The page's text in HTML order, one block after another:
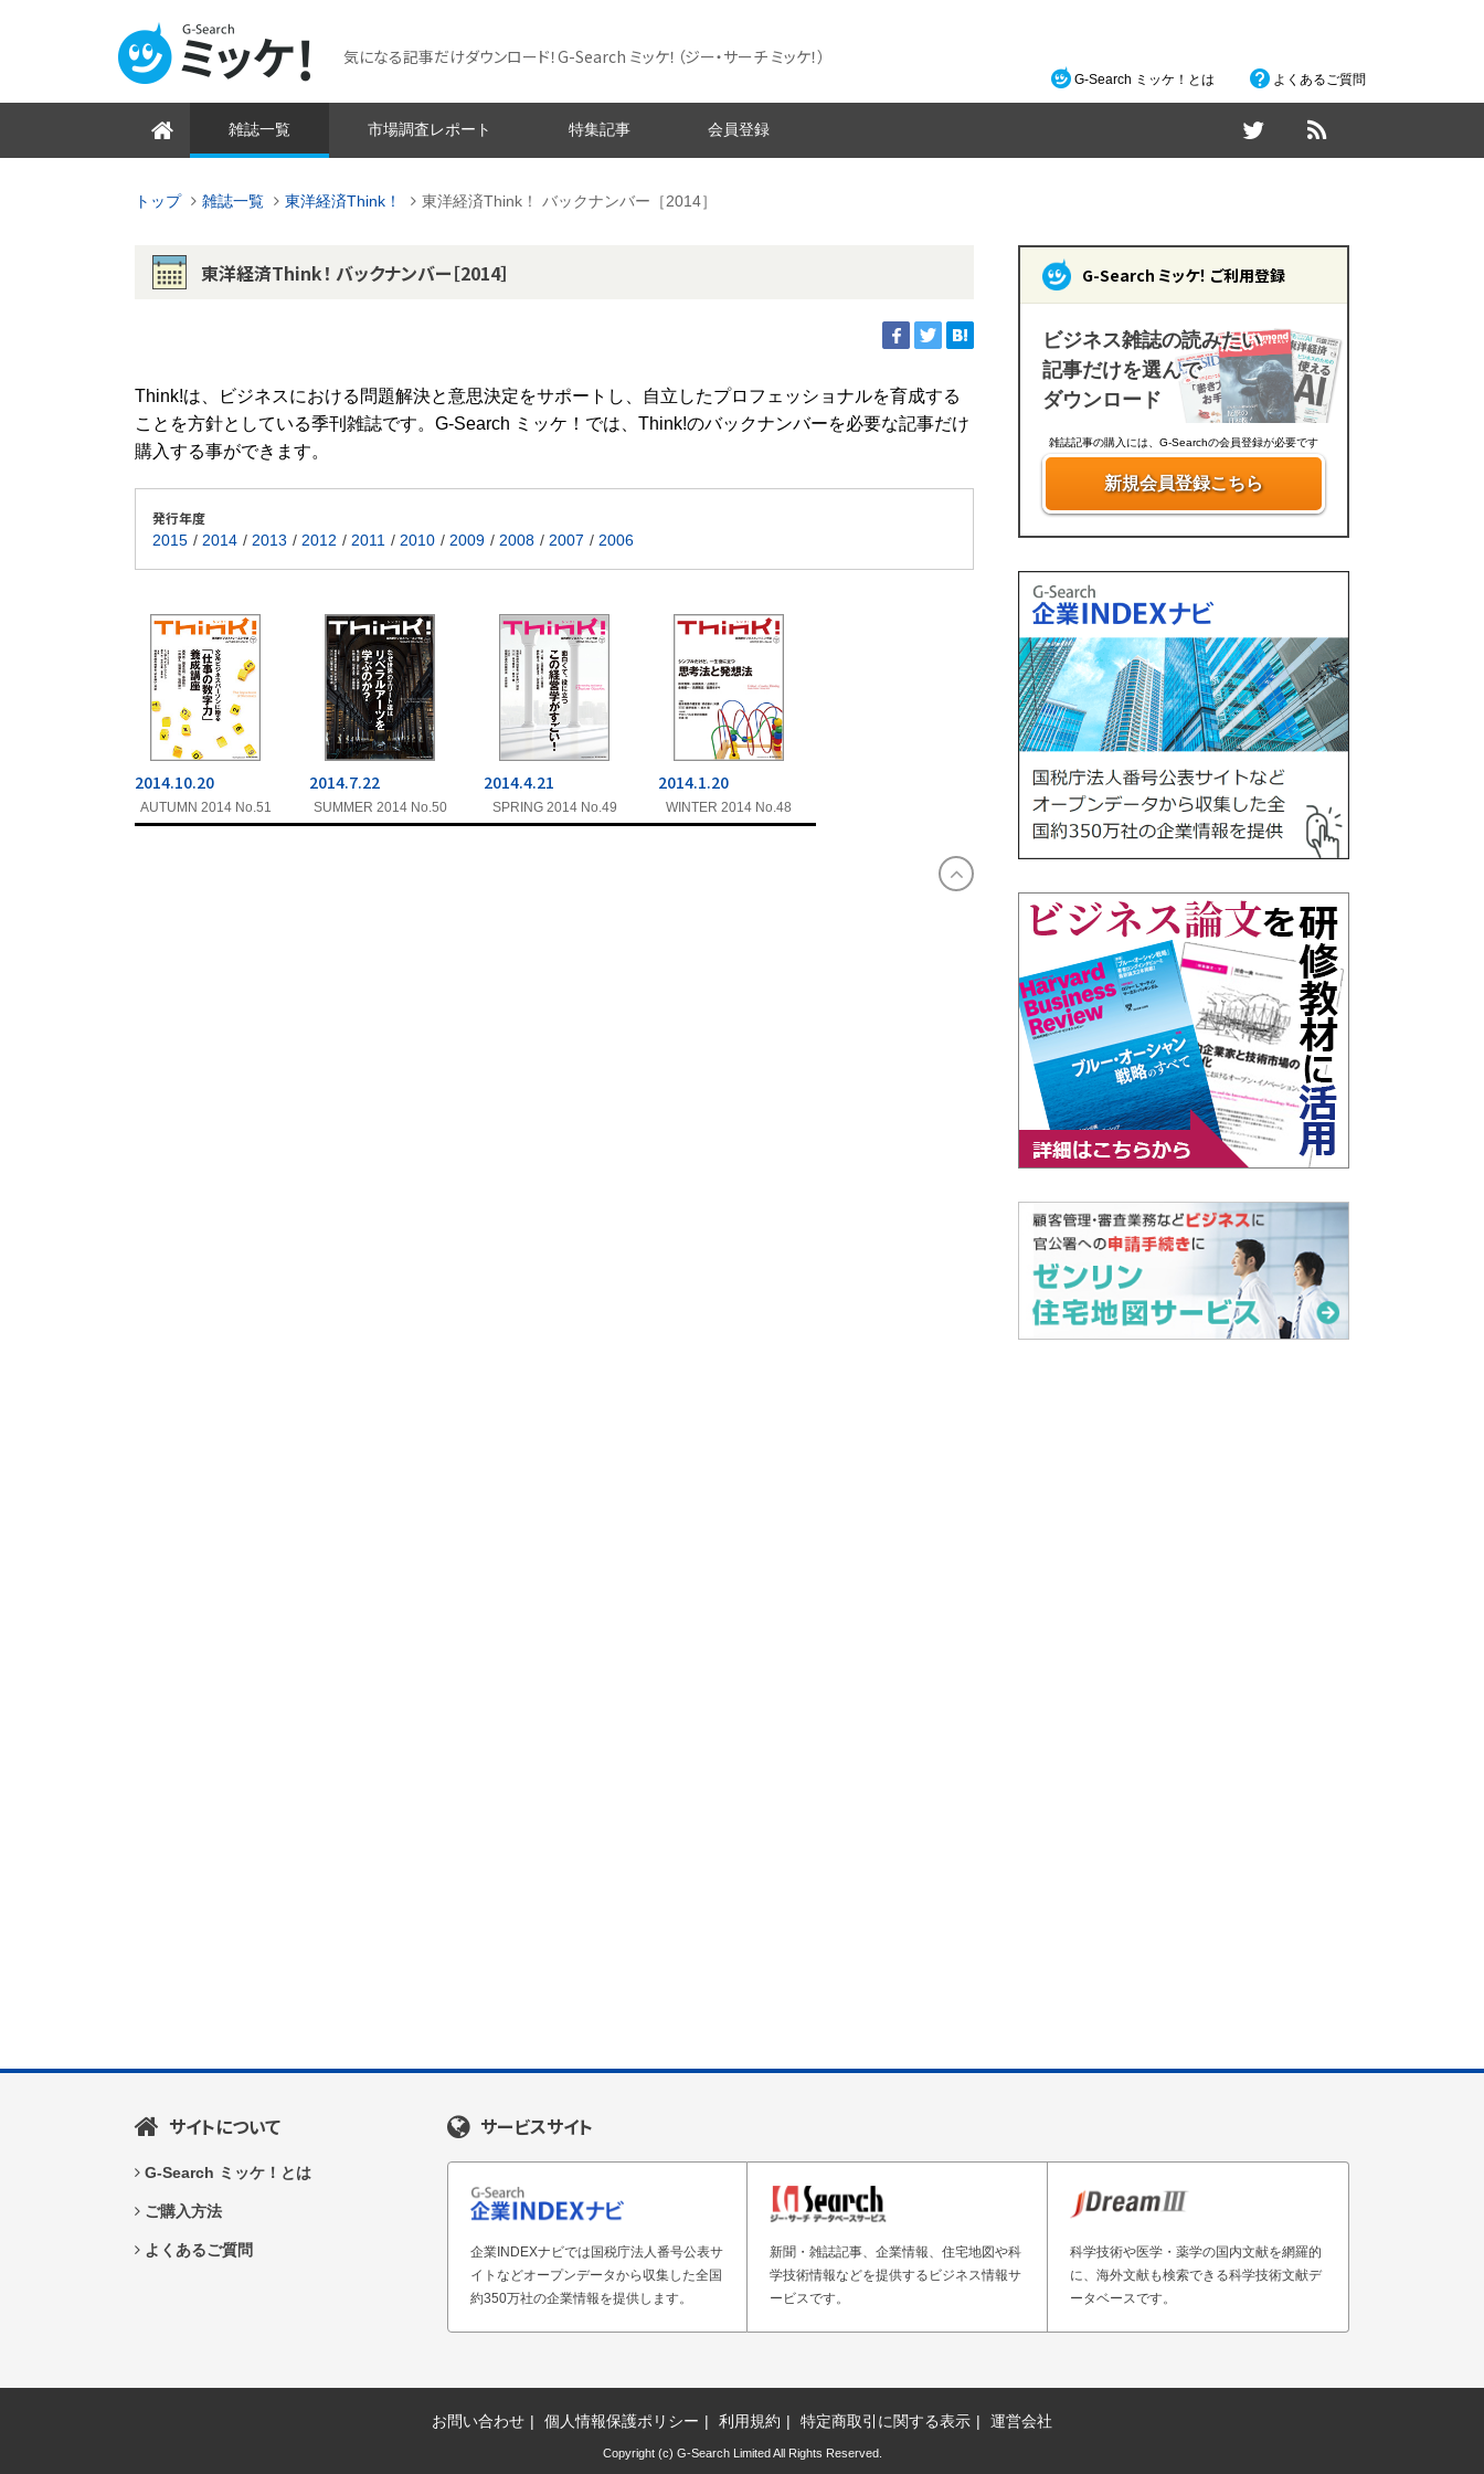
気になる記事だけダウンロード！G-Search ミッケ！ （ジー・サーチ ミッケ！）
G-Search ミッケ！とは よくあるご質問
雑誌一覧 市場調査レポート 特集記事 会員登録
トップ 雑誌一覧 東洋経済Think！ 東洋経済Think！ バックナンバー［2014］
東洋経済Think！ バックナンバー［2014］
Think!は、ビジネスにおける問題解決と意思決定をサポートし、自立したプロフェッショナルを育成する
ことを方針としている季刊雑誌です。G-Search ミッケ！では、Think!のバックナンバーを必要な記事だけ
購入する事ができます。
発行年度
2015 2014 2013 2012 2011 2010 2009 2008 2007 2006
2014.10.20
AUTUMN 2014 No.51
2014.7.22
SUMMER 2014 No.50
2014.4.21
SPRING 2014 No.49
2014.1.20
WINTER 2014 No.48
G-Search ミッケ！ ご利用登録
ビジネス雑誌の読みたい
記事だけを選んで
ダウンロード
雑誌記事の購入には、G-Searchの会員登録が必要です
新規会員登録こちら
サイトについて
G-Search ミッケ！とは
ご購入方法
よくあるご質問
サービスサイト
企業INDEXナビでは国税庁法人番号公表サ
イトなどオープンデータから収集した全国
約350万社の企業情報を提供します。
新聞・雑誌記事、企業情報、住宅地図や科
学技術情報などを提供するビジネス情報サ
ービスです。
科学技術や医学・薬学の国内文献を網羅的
に、海外文献も検索できる科学技術文献デ
ータベースです。
お問い合わせ 個人情報保護ポリシー 利用規約 特定商取引に関する表示 運営会社
Copyright (c) G-Search Limited All Rights Reserved.